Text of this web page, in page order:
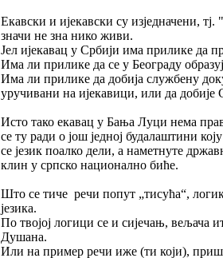
Екавски и ијекавски су изједначени,
значи не зна нико живи.
Јел ијекавац у Србији има прилике да
Има ли прилике да се у Београду
Има ли прилике да добија службену
уручивани на ијекавици, или да
Исто тако екавац у Бања Луци нема
се ту ради о још једној будалаштини
се језик поалко дели, а наметнуте
клин у српско национално биће.
Што се тиче речи попут „тисућа“,
језика.
По твојој логици се и сијечањ, вељача
Душана.
Или на пример речи иже (ти који),